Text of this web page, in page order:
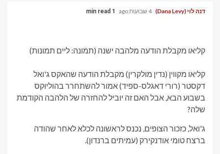
דנה לוי (Dana Levy) 4 שבועות ago 1 min read
קליאו מקבלת הודעה מלהבה ישנה (תמונה: ליים תמונות)
קליאו מקווין (נדין מולקרין) מקבלת הודעה שהאקס ג'ואל
דקסטר (רורי דאגלס-ספיד) אמור להשתחרר בהוליוקס
בשבוע הבא, אבל האם זה יוביל להחזרה של הלהבה הקודמת
שלה?
ג'ואל, כזכור הצופים, נכנס לראשונה לכלא לאחר שהודה
ברצח טומי אודנקירק (עמיתים ברנדון).